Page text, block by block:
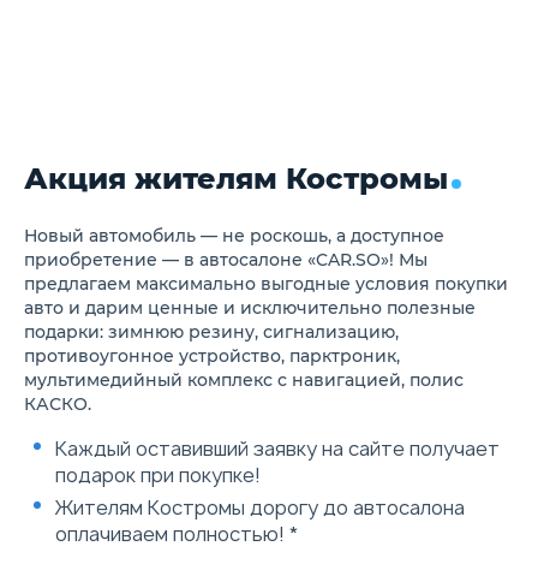
Радио
Bluetooth
Круиз-контроль
Задние датчики парковки (3)
Подушки безопасности
водителя и переднего
пассажира
TPMS - мониторинг давления
в шинах
Иммобилайзер
ISOFIX
ABS+EBD+BOS+HBA+ESC+HAC
Акция жителям Костромы
Новый автомобиль — не роскошь, а доступное
приобретение — в автосалоне «CAR.SO»! Мы
предлагаем максимально выгодные условия покупки
авто и дарим ценные и исключительно полезные
подарки: зимнюю резину, сигнализацию,
противоугонное устройство, парктроник,
мультимедийный комплекс с навигацией, полис
КАСКО.
Каждый оставивший заявку на сайте получает
подарок при покупке!
Жителям Костромы дорогу до автосалона
оплачиваем полностью! *